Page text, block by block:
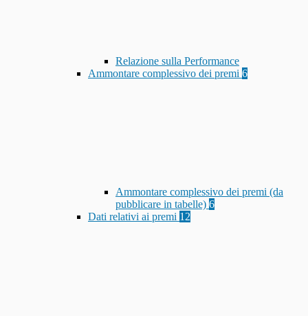
Relazione sulla Performance
Ammontare complessivo dei premi 6
Ammontare complessivo dei premi (da
pubblicare in tabelle) 6
Dati relativi ai premi 12